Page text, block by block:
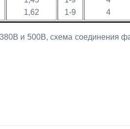
1,62
1-9
4
и 500В, схема соединения